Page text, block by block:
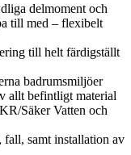
delmoment och
till med – flexibelt
till helt färdigställt
badrumsmiljöer
allt befintligt material
Säker Vatten och
samt installation av